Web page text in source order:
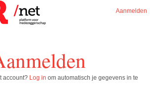
Aanmelden
account? Log in om automatisch je gegevens in te